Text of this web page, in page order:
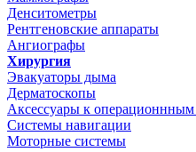
Денситометры
Рентгеновские аппараты
Ангиографы
Хирургия
Эвакуаторы дыма
Дерматоскопы
Аксессуары к операционнным
Системы навигации
Моторные системы